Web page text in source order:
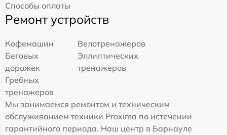
Способы оплаты
Ремонт устройств
Кофемашин
Велотренажеров
Беговых
дорожек
Эллиптических
тренажеров
Гребных
тренажеров
Мы занимаемся ремонтом и техническим
обслуживанием техники Proxima по истечении
гарантийного периода. Наш центр в Барнауле